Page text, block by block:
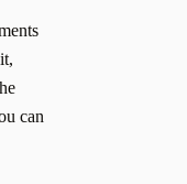
can